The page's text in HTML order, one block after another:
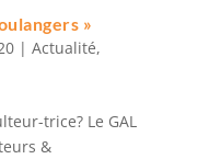
»
| Actualité,
trice? Le GAL
&